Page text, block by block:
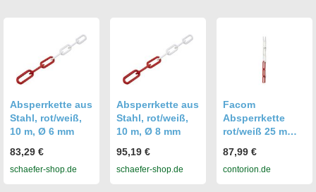
Absperrkette aus
Stahl, rot/weiß,
10 m, Ø 6 mm
83,29 €
schaefer-shop.de
Absperrkette aus
Stahl, rot/weiß,
10 m, Ø 8 mm
95,19 €
schaefer-shop.de
Facom
Absperrkette
rot/weiß 25 m
87,99 €
contorion.de